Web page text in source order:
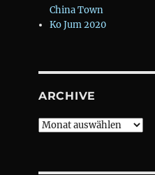
China Town
Ko Jum 2020
ARCHIVE
Archive